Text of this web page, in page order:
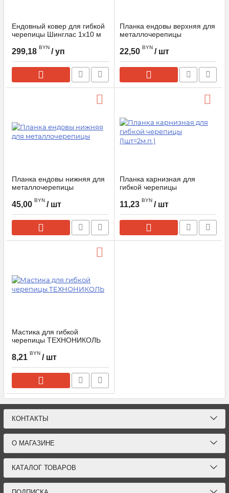
Ендовный ковер для гибкой
черепицы Шинглас 1х10 м
299,18 BYN / уп
Планка ендовы верхняя для
металлочерепицы
22,50 BYN / шт
Планка ендовы нижняя для
металлочерепицы
45,00 BYN / шт
Планка карнизная для
гибкой черепицы
11,23 BYN / шт
Мастика для гибкой
черепицы ТЕХНОНИКОЛЬ
8,21 BYN / шт
КОНТАКТЫ
О МАГАЗИНЕ
КАТАЛОГ ТОВАРОВ